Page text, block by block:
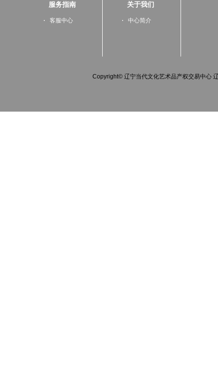
服务指南
客服中心
关于我们
中心简介
Copyright© 辽宁当代文化艺术品产权交易中心